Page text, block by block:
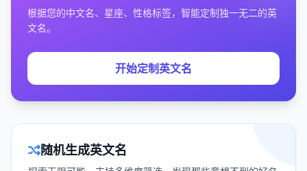
根据您的中文名、星座、性格标签，智能定制独一无二的英
文名。
开始定制英文名
随机生成英文名